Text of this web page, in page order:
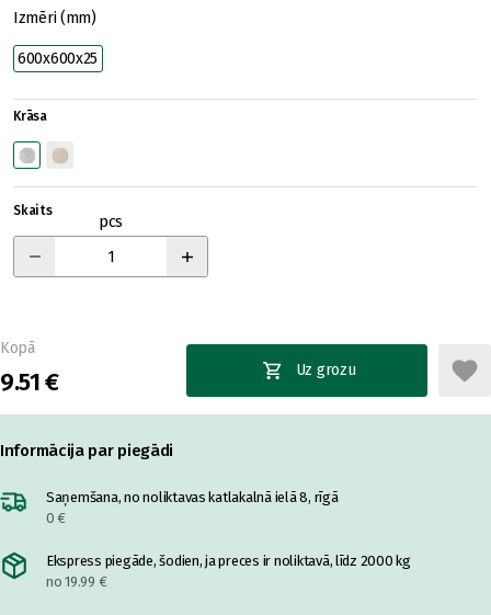
Izmēri (mm)
600x600x25
Krāsa
Skaits
pcs
Kopā
9.51 € Uz grozu
Informācija par piegādi
Saņemšana, no noliktavas katlakalnā ielā 8, rīgā
0 €
Ekspress piegāde, šodien, ja preces ir noliktavā, līdz 2000 kg
no 19.99 €